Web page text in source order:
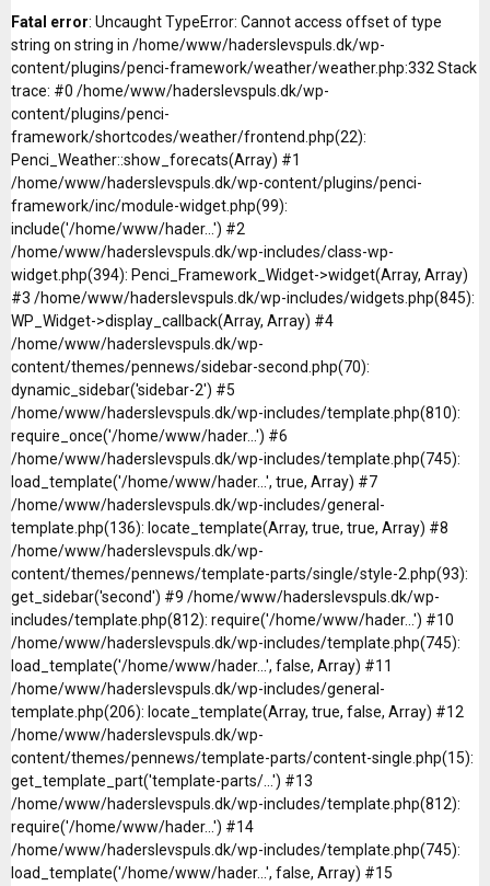
Fatal error: Uncaught TypeError: Cannot access offset of type
string on string in /home/www/haderslevspuls.dk/wp-
content/plugins/penci-framework/weather/weather.php:332 Stack
trace: #0 /home/www/haderslevspuls.dk/wp-
content/plugins/penci-
framework/shortcodes/weather/frontend.php(22):
Penci_Weather::show_forecats(Array) #1
/home/www/haderslevspuls.dk/wp-content/plugins/penci-
framework/inc/module-widget.php(99):
include('/home/www/hader...') #2
/home/www/haderslevspuls.dk/wp-includes/class-wp-
widget.php(394): Penci_Framework_Widget->widget(Array, Array)
#3 /home/www/haderslevspuls.dk/wp-includes/widgets.php(845):
WP_Widget->display_callback(Array, Array) #4
/home/www/haderslevspuls.dk/wp-
content/themes/pennews/sidebar-second.php(70):
dynamic_sidebar('sidebar-2') #5
/home/www/haderslevspuls.dk/wp-includes/template.php(810):
require_once('/home/www/hader...') #6
/home/www/haderslevspuls.dk/wp-includes/template.php(745):
load_template('/home/www/hader...', true, Array) #7
/home/www/haderslevspuls.dk/wp-includes/general-
template.php(136): locate_template(Array, true, true, Array) #8
/home/www/haderslevspuls.dk/wp-
content/themes/pennews/template-parts/single/style-2.php(93):
get_sidebar('second') #9 /home/www/haderslevspuls.dk/wp-
includes/template.php(812): require('/home/www/hader...') #10
/home/www/haderslevspuls.dk/wp-includes/template.php(745):
load_template('/home/www/hader...', false, Array) #11
/home/www/haderslevspuls.dk/wp-includes/general-
template.php(206): locate_template(Array, true, false, Array) #12
/home/www/haderslevspuls.dk/wp-
content/themes/pennews/template-parts/content-single.php(15):
get_template_part('template-parts/...') #13
/home/www/haderslevspuls.dk/wp-includes/template.php(812):
require('/home/www/hader...') #14
/home/www/haderslevspuls.dk/wp-includes/template.php(745):
load_template('/home/www/hader...', false, Array) #15